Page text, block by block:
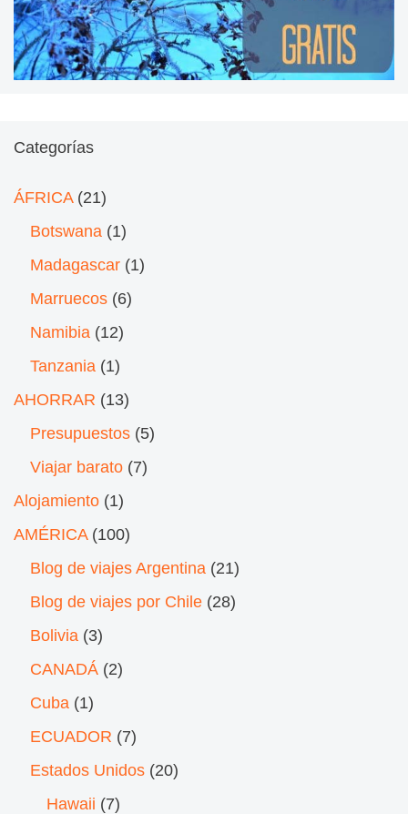
Categorías
ÁFRICA(21)
Botswana (1)
Madagascar (1)
Marruecos (6)
Namibia (12)
Tanzania (1)
AHORRAR (13)
Presupuestos (5)
Viajar barato (7)
Alojamiento (1)
AMÉRICA(100)
Blog de viajes Argentina (21)
Blog de viajes por Chile (28)
Bolivia (3)
CANADÁ (2)
Cuba (1)
ECUADOR (7)
Estados Unidos (20)
Hawaii (7)